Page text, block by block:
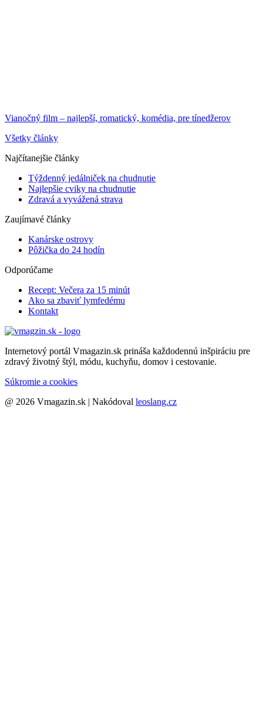
Vianočný film – najlepší, romatický, komédia, pre tínedžerov
Všetky články
Najčítanejšie články
Týždenný jedálniček na chudnutie
Najlepšie cviky na chudnutie
Zdravá a vyvážená strava
Zaujímavé články
Kanárske ostrovy
Pôžička do 24 hodín
Odporúčame
Recept: Večera za 15 minút
Ako sa zbaviť lymfedému
Kontakt
Internetový portál Vmagazin.sk prináša každodennú inšpiráciu pre
zdravý životný štýl, módu, kuchyňu, domov i cestovanie.
Súkromie a cookies
@ 2026 Vmagazin.sk | Nakódoval leoslang.cz